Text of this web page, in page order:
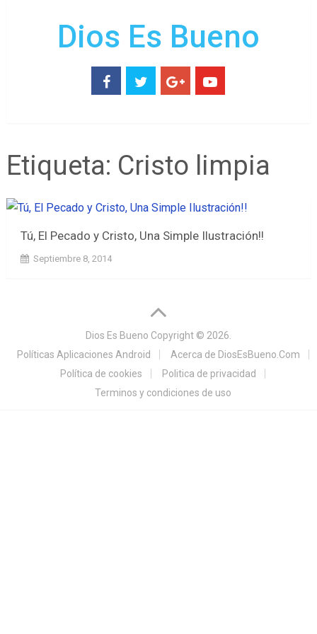
Dios Es Bueno
Etiqueta: Cristo limpia
Tú, El Pecado y Cristo, Una Simple Ilustración!!
Septiembre 8, 2014
Dios Es Bueno Copyright © 2026.
Políticas Aplicaciones Android
Acerca de DiosEsBueno.Com
Política de cookies
Politica de privacidad
Terminos y condiciones de uso